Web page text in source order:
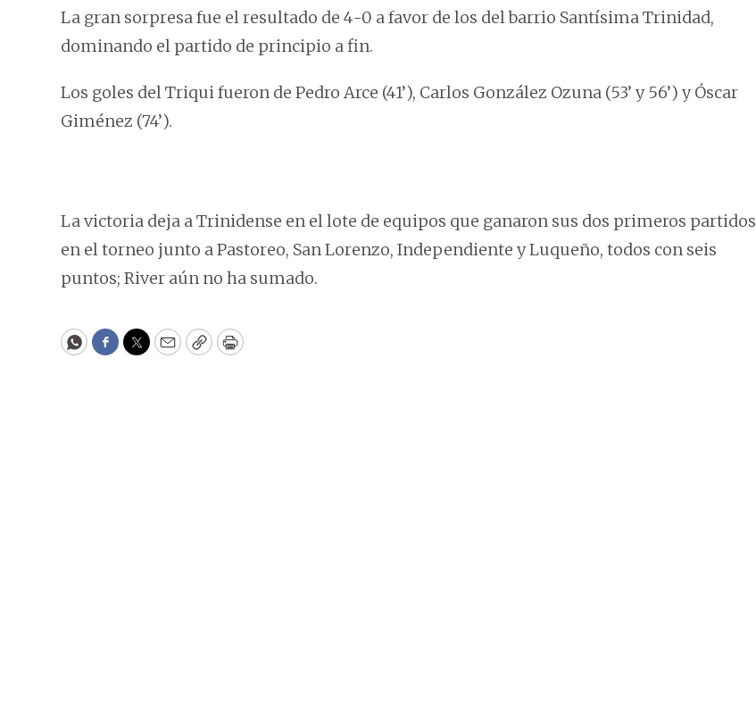
La gran sorpresa fue el resultado de 4-0 a favor de los del barrio Santísima Trinidad,
dominando el partido de principio a fin.
Los goles del Triqui fueron de Pedro Arce (41’), Carlos González Ozuna (53’ y 56’) y Óscar
Giménez (74’).
La victoria deja a Trinidense en el lote de equipos que ganaron sus dos primeros partidos
en el torneo junto a Pastoreo, San Lorenzo, Independiente y Luqueño, todos con seis
puntos; River aún no ha sumado.
WhatsApp
Facebook
Twitter
EmailCopyPrint